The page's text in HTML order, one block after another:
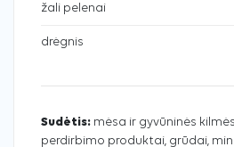
žali pelenai
drėgnis
Sudėtis: mėsa ir gyvūninės
perdirbimo produktai, grūdai,